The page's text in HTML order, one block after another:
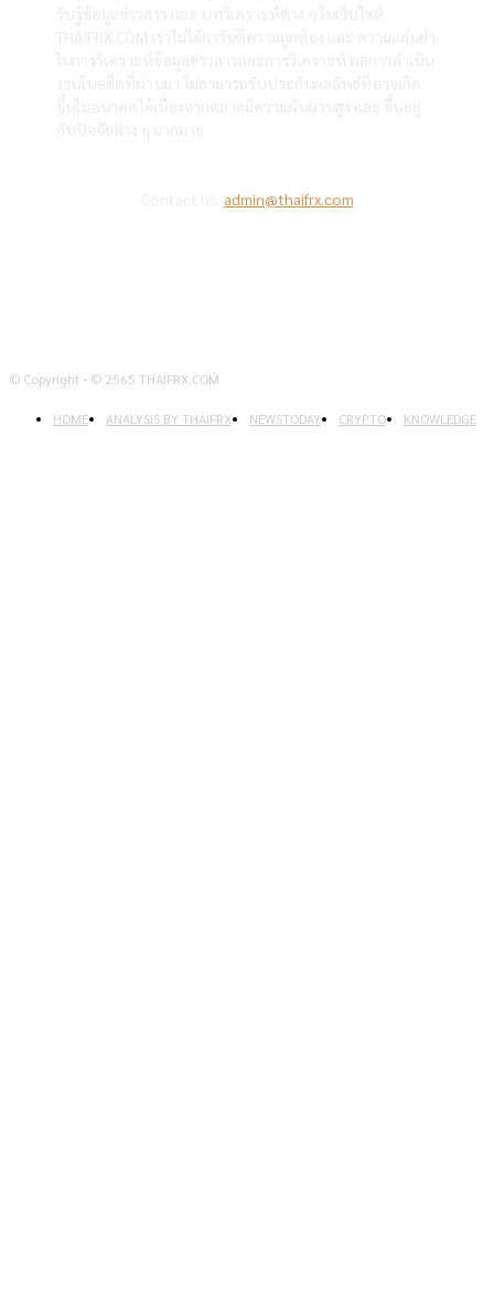
admin@thaifrx.com
© Copyright - © 2565 THAIFRX.COM
HOME ANALYSIS BY THAIFRX NEWSTODAY CRYPTO KNOWLEDGE